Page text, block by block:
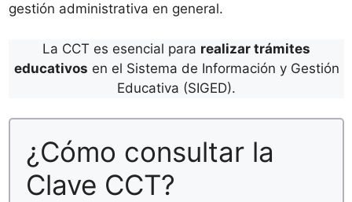
gestión administrativa en general.
La CCT es esencial para realizar trámites
educativos en el Sistema de Información y Gestión
Educativa (SIGED).
¿Cómo consultar la
Clave CCT?